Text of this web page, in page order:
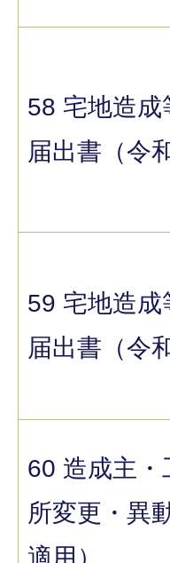
58 宅地造
届出書（令
59 宅地造
届出書（令
60 造成主・
所変更・異
適用）